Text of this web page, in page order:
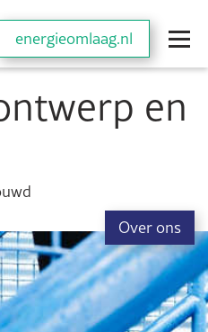
energieomlaag.nl
en
Over ons